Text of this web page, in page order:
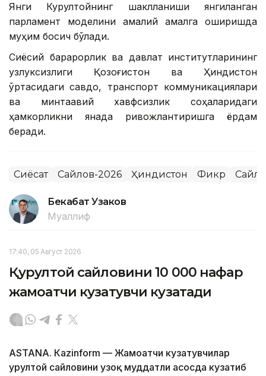
Янги Курултойнинг шаклланиши янгиланган
парламент моделини амалий амалга оширишда
муҳим босқич бўлади.
Сиёсий барқарорлик ва давлат институтларининг
узлуксизлиги Қозоғистон ва Ҳиндистон
ўртасидаги савдо, транспорт коммуникациялари
ва минтақавий хавфсизлик соҳаларидаги
ҳамкорликни янада ривожлантиришга ёрдам
беради.
Сиёсат Сайлов-2026 Ҳиндистон Фикр
Бекабат Узаков
Муаллиф
17:40, 05 Август 2026
Қурултой сайловини 10 000 нафар
жамоатчи кузатувчи кузатади
ASTANА. Кazinform — Жамоатчи кузатувчилар
Қурултой сайловини узоқ муддатли асосда кузатиб